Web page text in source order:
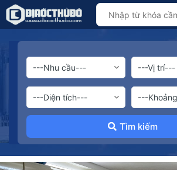
Tìm kiếm